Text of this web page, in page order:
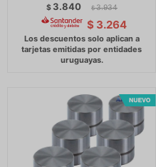
$ 3.840 $ 3.934
$ 3.264